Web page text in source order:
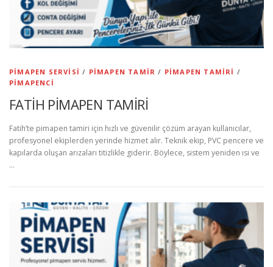
PIMAPEN SERVISI / PIMAPEN TAMIR / PIMAPEN TAMIRI /
PIMAPENCI
FATİH PİMAPEN TAMİRİ
Fatih’te pimapen tamiri için hızlı ve güvenilir çözüm arayan kullanıcılar,
profesyonel ekiplerden yerinde hizmet alır. Teknik ekip, PVC pencere ve
kapılarda oluşan arızaları titizlikle giderir. Böylece, sistem yeniden ısı ve
…